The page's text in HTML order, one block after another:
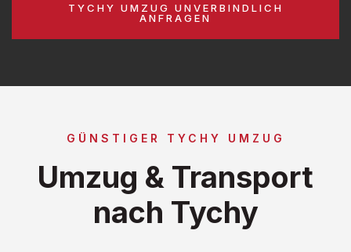
TYCHY UMZUG UNVERBINDLICH
ANFRAGEN
GÜNSTIGER TYCHY UMZUG
Umzug & Transport
nach Tychy